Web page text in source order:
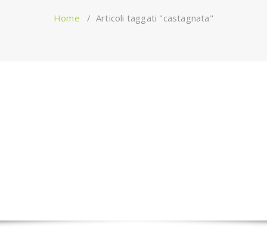
Home /Articoli taggati "castagnata"